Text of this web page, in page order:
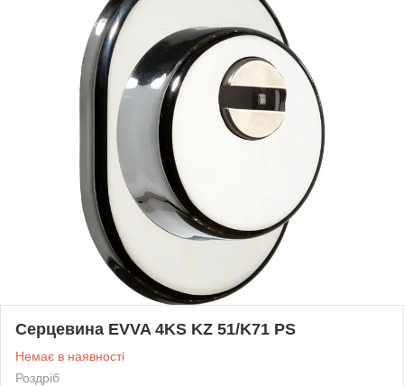
Серцевина EVVA 4KS KZ 51/K71 PS
Немає в наявності
Роздріб